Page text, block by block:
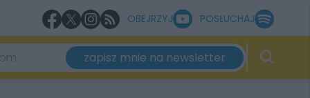
OBEJRZYJ POSŁUCHAJ
zapisz mnie na newsletter